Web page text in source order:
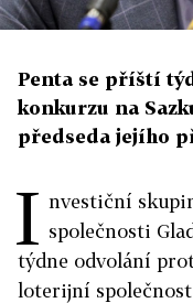
Penta se příští
konkurzu na
předseda jejího
I nvestiční
společnosti
týdne odvolání
loterijní společnost